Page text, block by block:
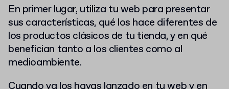
En primer lugar, utiliza tu web para presentar
sus características, qué los hace diferentes de
los productos clásicos de tu tienda, y en qué
benefician tanto a los clientes como al
medioambiente.
Cuando ya los hayas lanzado en tu web y en